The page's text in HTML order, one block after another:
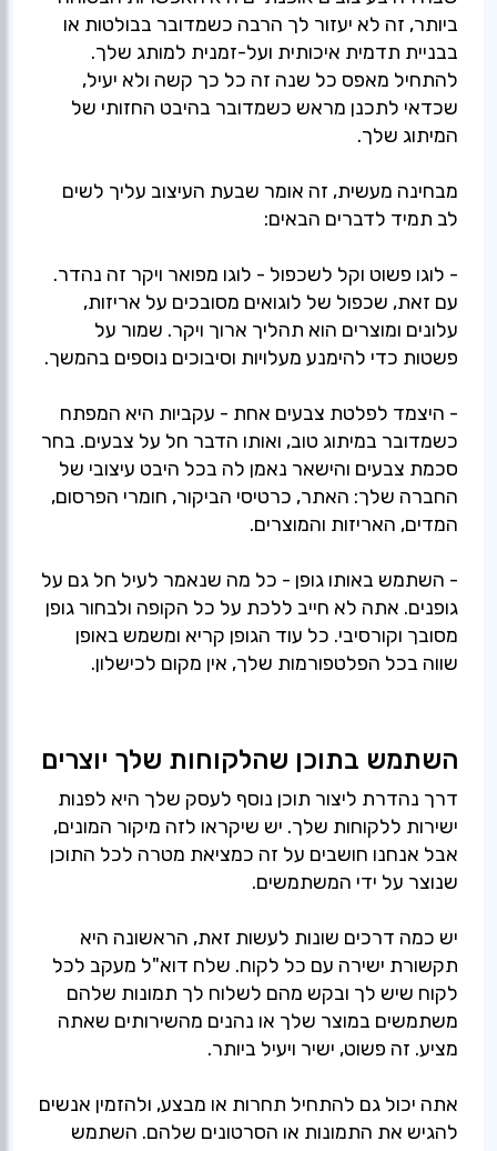
ביותר, זה לא יעזור לך הרבה כשמדובר בבולטות או
בבניית תדמית איכותית ועל-זמנית למותג שלך.
להתחיל מאפס כל שנה זה כל כך קשה ולא יעיל,
שכדאי לתכנן מראש כשמדובר בהיבט החזותי של
מבחינה מעשית, זה אומר שבעת העיצוב עליך לשים
- לוגו פשוט וקל לשכפול - לוגו מפואר ויקר זה נהדר.
עם זאת, שכפול של לוגואים מסובכים על אריזות,
עלונים ומוצרים הוא תהליך ארוך ויקר. שמור על
- היצמד לפלטת צבעים אחת - עקביות היא המפתח
כשמדובר במיתוג טוב, ואותו הדבר חל על צבעים. בחר
סכמת צבעים והישאר נאמן לה בכל היבט עיצובי של
החברה שלך: האתר, כרטיסי הביקור, חומרי הפרסום,
- השתמש באותו גופן - כל מה שנאמר לעיל חל גם על
גופנים. אתה לא חייב ללכת על כל הקופה ולבחור גופן
מסובך וקורסיבי. כל עוד הגופן קריא ומשמש באופן
שווה בכל הפלטפורמות שלך, אין מקום לכישלון.
השתמש בתוכן שהלקוחות שלך יוצרים
דרך נהדרת ליצור תוכן נוסף לעסק שלך היא לפנות
ישירות ללקוחות שלך. יש שיקראו לזה מיקור המונים,
אבל אנחנו חושבים על זה כמציאת מטרה לכל התוכן
יש כמה דרכים שונות לעשות זאת, הראשונה היא
תקשורת ישירה עם כל לקוח. שלח דוא"ל מעקב לכל
לקוח שיש לך ובקש מהם לשלוח לך תמונות שלהם
משתמשים במוצר שלך או נהנים מהשירותים שאתה
אתה יכול גם להתחיל תחרות או מבצע, ולהזמין אנשים
להגיש את התמונות או הסרטונים שלהם. השתמש